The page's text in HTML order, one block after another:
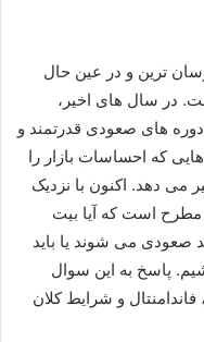
ترین و در عین حال
در سال های اخیر،
های صعودی قدرتمند و
که احساسات بازار را
می دهد. اکنون با نزدیک
است که آیا بیت
صعودی می شوند یا باید
پاسخ به این سوال
و شرایط کلان